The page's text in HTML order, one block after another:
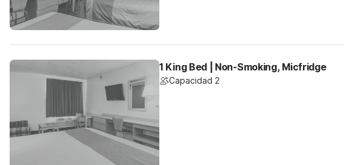
1 King Bed | Non-Smoking, Micfridge
Capacidad 2